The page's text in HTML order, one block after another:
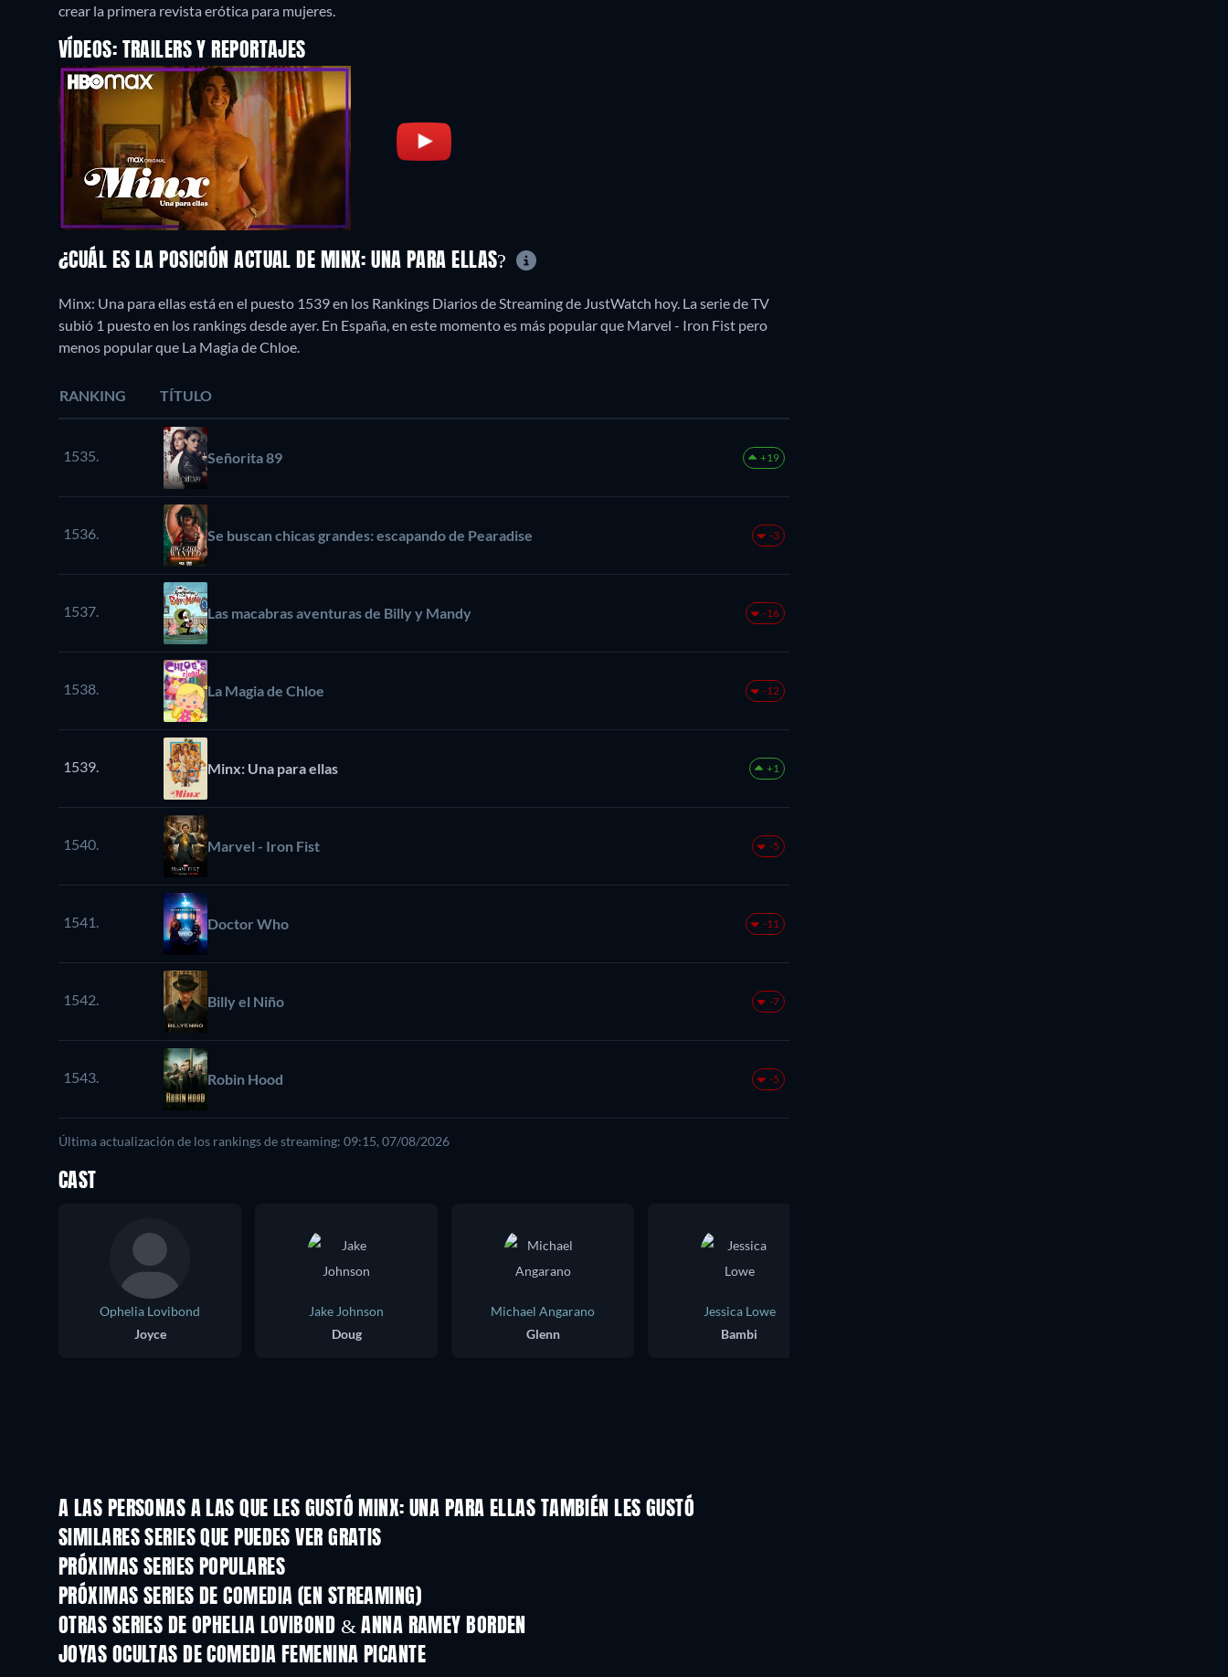
crear la primera revista erótica para mujeres.
VÍDEOS: TRAILERS Y REPORTAJES
¿CUÁL ES LA POSICIÓN ACTUAL DE MINX: UNA PARA ELLAS?
Minx: Una para ellas está en el puesto 1539 en los Rankings Diarios de Streaming de JustWatch hoy. La serie de TV
subió 1 puesto en los rankings desde ayer. En España, en este momento es más popular que Marvel - Iron Fist pero
menos popular que La Magia de Chloe.
RANKING TÍTULO
1535. Señorita 89 +19
1536. Se buscan chicas grandes: escapando de Pearadise -3
1537. Las macabras aventuras de Billy y Mandy -16
1538. La Magia de Chloe -12
1539. Minx: Una para ellas +1
1540. Marvel - Iron Fist -5
1541. Doctor Who -11
1542. Billy el Niño -7
1543. Robin Hood -5
Última actualización de los rankings de streaming: 09:15, 07/08/2026
CAST
Ophelia Lovibond
Joyce
Jake Johnson
Doug
Michael Angarano
Glenn
Jessica Lowe
Bambi
A LAS PERSONAS A LAS QUE LES GUSTÓ MINX: UNA PARA ELLAS TAMBIÉN LES GUSTÓ
TV TV TV
SIMILARES SERIES QUE PUEDES VER GRATIS
PRÓXIMAS SERIES POPULARES
TV
PRÓXIMAS SERIES DE COMEDIA (EN STREAMING)
Temporada 6 Temporada 2
OTRAS SERIES DE OPHELIA LOVIBOND & ANNA RAMEY BORDEN
TV TV
JOYAS OCULTAS DE COMEDIA FEMENINA PICANTE